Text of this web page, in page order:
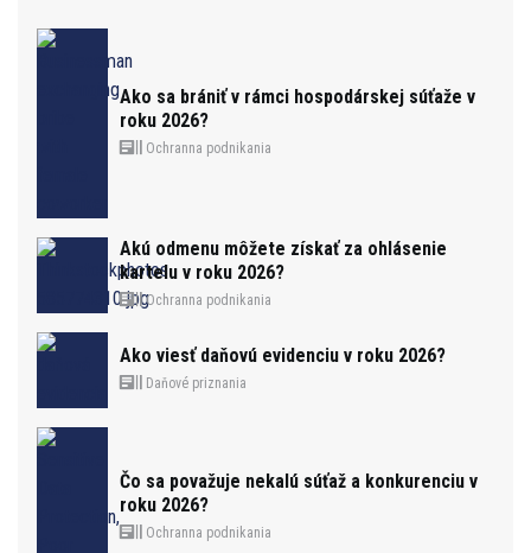
Ako sa brániť v rámci hospodárskej súťaže v
roku 2026?
Ochranna podnikania
Akú odmenu môžete získať za ohlásenie
kartelu v roku 2026?
Ochranna podnikania
Ako viesť daňovú evidenciu v roku 2026?
Daňové priznania
Čo sa považuje nekalú súťaž a konkurenciu v
roku 2026?
Ochranna podnikania